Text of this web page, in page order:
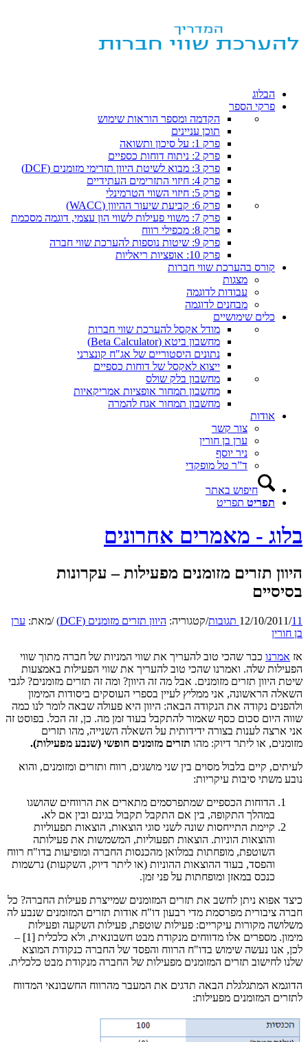
הבלוג
פרקי הספר
הקדמה ומספר הוראות שימוש
תוכן עניינים
פרק 1: על סיכון ותשואה
פרק 2: ניתוח דוחות כספיים
פרק 3: מבוא לשיטת היוון תזרימי מזומנים (DCF)
פרק 4: חיזוי התזרימים העתידיים
פרק 5: חיזוי השווי הטרמינלי
פרק 6: קביעת שיעור ההיוון (WACC)
פרק 7: משווי פעילות לשווי הון עצמי, דוגמה מסכמת
פרק 8: מכפילי רווח
פרק 9: שיטות נוספות להערכת שווי חברה
פרק 10: אופציות ריאליות
קורס בהערכת שווי חברות
מצגות
עבודות לדוגמה
מבחנים לדוגמה
כלים שימושיים
מודל אקסל להערכת שווי חברות
מחשבון ביטא (Beta Calculator)
נתונים היסטוריים של אג"ח קונצרני
ייצוא לאקסל של דוחות כספיים
מחשבון בלק שולס
מחשבון תמחור אופציות אמריקאיות
מחשבון תמחור אגח להמרה
אודות
צור קשר
ערן בן חורין
ניר יוסף
ד”ר טל מופקדי
חיפוש באתר
תפריט תפריט
בלוג - מאמרים אחרונים
היוון תזרים מזומנים מפעילות – עקרונות
בסיסיים
12/10/2011/11 תגובות /קטגוריה: היוון תזרים מזומנים (DCF) /מאת: ערן
בן חורין
אז אמרנו כבר שהכי טוב להעריך את שווי המניות של חברה מתוך שווי
הפעילות שלה. ואמרנו שהכי טוב להעריך את שווי הפעילות באמצעות
שיטת היוון תזרים מזומנים. אבל מה זה היוון? ומה זה תזרים מזומנים? לגבי
השאלה הראשונה, אני ממליץ לעיין בספרי העוסקים ביסודות המימון
ולהפנים נקודה את הנקודה הבאה: היוון היא פעולה שבאה לומר לנו כמה
שווה היום סכום כסף שאמור להתקבל בעוד זמן מה. כן, זה הכל. בפוסט זה
אני ארצה לענות בצורה ידידותית על השאלה השנייה, מהו תזרים
מזומנים, או ליתר דיוק: מהו תזרים מזומנים חופשי (שנבע מפעילות).
לעיתים, קיים בלבול מסוים בין שני מושגים, רווח ותזרים ומזומנים, והוא
נובע משתי סיבות עיקריות:
הדוחות הכספיים שמתפרסמים מתארים את הרווחים שהושגו
במהלך התקופה, בין אם התקבל תקבול בגינם ובין אם לא.
קיימת התייחסות שונה לשני סוגי הוצאות, הוצאות תפעוליות
והוצאות הוניות. הוצאות תפעוליות, המשמשות את פעילותה
השוטפת, מופחתות במלואן מהכנסות החברה ומופיעות בדו"ח רווח
והפסד, בעוד ההוצאות ההוניות (או ליתר דיוק, השקעות) נרשמות
כנכס במאזן ומופחתות על פני זמן.
כיצד אפוא ניתן לחשב את תזרים המזומנים שמייצרת פעילות החברה? כל
חברה ציבורית מפרסמת מדי רבעון דו"ח אודות תזרים המזומנים שנבע לה
משלושה מקורות עיקריים: פעילות שוטפת, פעילות השקעה ופעילות
מימון. מספרים אלו מדווחים מנקודת מבט חשבונאית, ולא כלכלית [1] –
לכן, אנו נעשה שימוש בדו"ח הרווח והפסד של החברה כנקודת המוצא
שלנו לחישוב תזרים המזומנים מפעילות של החברה מנקודת מבט כלכלית.
הדוגמא המתגלגלת הבאה תדגים את המעבר מהרווח החשבונאי המדווח
לתזרים המזומנים מפעילות: